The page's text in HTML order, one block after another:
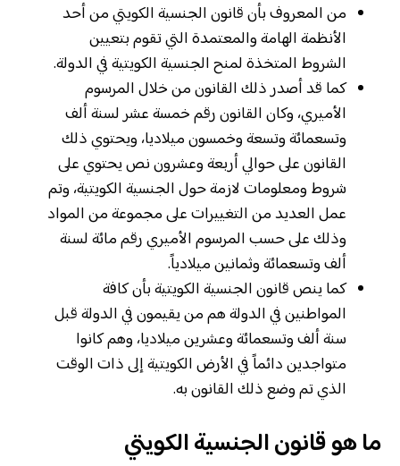
من المعروف بأن قانون الجنسية الكويتي من أحد
الأنظمة الهامة والمعتمدة التي تقوم بتعيين
الشروط المتخذة لمنح الجنسية الكويتية في الدولة.
كما قد أصدر ذلك القانون من خلال المرسوم
الأميري، وكان القانون رقم خمسة عشر لسنة ألف
وتسعمائة وتسعة وخمسون ميلاديا، ويحتوي ذلك
القانون على حوالي أربعة وعشرون نص يحتوي على
شروط ومعلومات لازمة حول الجنسية الكويتية، وتم
عمل العديد من التغييرات على مجموعة من المواد
وذلك على حسب المرسوم الأميري رقم مائة لسنة
ألف وتسعمائة وثمانين ميلادياً.
كما ينص قانون الجنسية الكويتية بأن كافة
المواطنين في الدولة هم من يقيمون في الدولة قبل
سنة ألف وتسعمائة وعشرين ميلاديا، وهم كانوا
متواجدين دائماً في الأرض الكويتية إلى ذات الوقت
الذي تم وضع ذلك القانون به.
ما هو قانون الجنسية الكويتي